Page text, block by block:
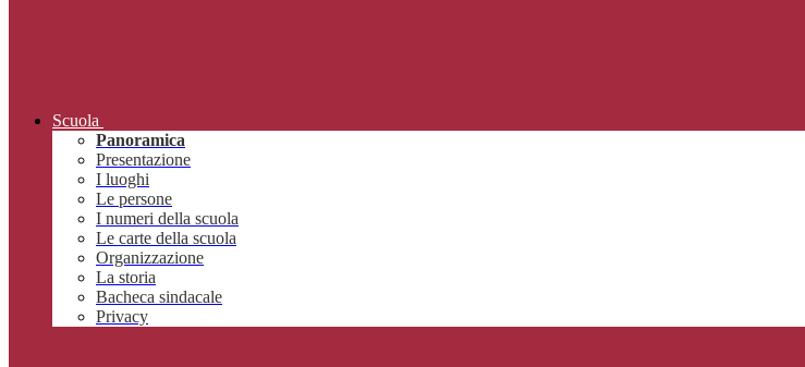
Scuola
Panoramica
Presentazione
I luoghi
Le persone
I numeri della scuola
Le carte della scuola
Organizzazione
La storia
Bacheca sindacale
Privacy